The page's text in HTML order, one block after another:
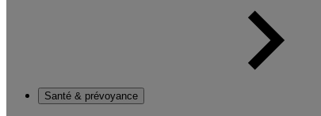
Santé & prévoyance